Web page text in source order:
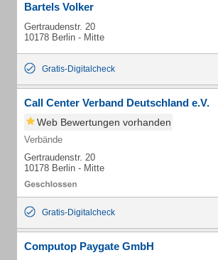
Bartels Volker
Gertraudenstr. 20
10178 Berlin - Mitte
Gratis-Digitalcheck
Call Center Verband Deutschland e.V.
Web Bewertungen vorhanden
Verbände
Gertraudenstr. 20
10178 Berlin - Mitte
Gratis-Digitalcheck
Computop Paygate GmbH